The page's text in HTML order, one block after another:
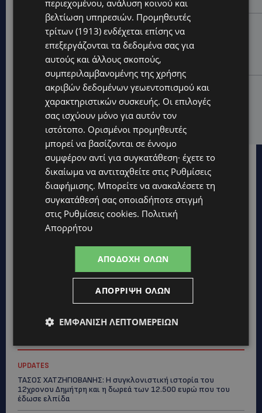
STORIES
ΜΑΡΙΝΟΣ ΚΩΝΣΤΑΝΤΙΝΙΔΗΣ: Οι πρωτοβουλίες για να
ξαναζωντανέψει η Μακαρίου και το κέντρο της
Λευκωσίας-(Βίντεο)
UPDATES
ΤΡΟΧΑΙΟ ΣΤΗΝ ΛΕΥΚΩΣΙΑ: Χειροπέδες και στη σύζυγο
του 27χρονου – Φέρεται να παραπλάνησε την
Αστυνομία
UPDATES
ΤΑΣΟΣ ΧΑΤΖΗΓΙΟΒΑΝΗΣ: Η συγκλονιστική ιστορία του
12χρονου Δημήτρη και η δωρεά των 12.500 ευρώ που του
έδωσε ελπίδα
περιεχομένου, ανάλυση κοινού και
βελτίωση υπηρεσιών. Προμηθευτές
τρίτων (1913) ενδέχεται επίσης να
επεξεργάζονται τα δεδομένα σας για
αυτούς και άλλους σκοπούς,
συμπεριλαμβανομένης της χρήσης
ακριβών δεδομένων γεωεντοπισμού και
χαρακτηριστικών συσκευής. Οι επιλογές
σας ισχύουν μόνο για αυτόν τον
ιστότοπο. Ορισμένοι προμηθευτές
μπορεί να βασίζονται σε έννομο
συμφέρον αντί για συγκατάθεση· έχετε το
δικαίωμα να αντιταχθείτε στις Ρυθμίσεις
διαφήμισης. Μπορείτε να ανακαλέσετε τη
συγκατάθεσή σας οποιαδήποτε στιγμή
στις Ρυθμίσεις cookies. Πολιτική
Απορρήτου
ΑΠΟΔΟΧΉ ΌΛΩΝ
ΑΠΌΡΡΙΨΗ ΌΛΩΝ
ΕΜΦΆΝΙΣΗ ΛΕΠΤΟΜΕΡΕΙΏΝ